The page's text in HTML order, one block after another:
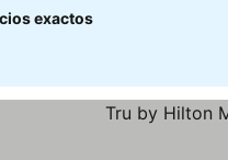
exactos